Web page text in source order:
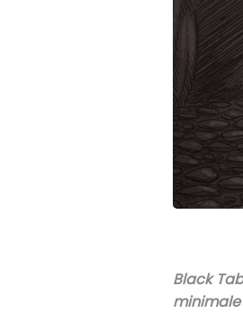
Black
minimale